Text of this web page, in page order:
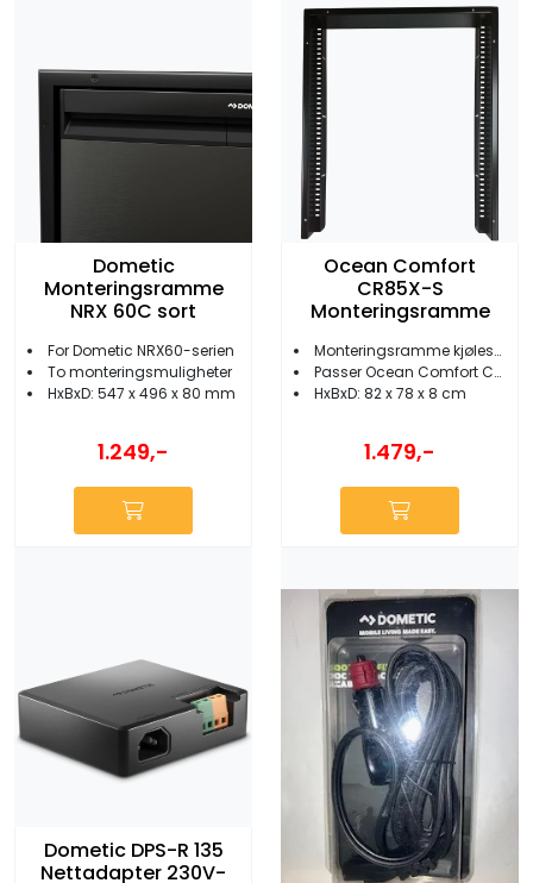
Dometic
Monteringsramme
NRX 60C sort
For Dometic NRX60-serien
To monteringsmuligheter
HxBxD: 547 x 496 x 80 mm
1.249,-
Ocean Comfort
CR85X-S
Monteringsramme
Monteringsramme kjøleskap
Passer Ocean Comfort CR85XS
HxBxD: 82 x 78 x 8 cm
1.479,-
Dometic DPS-R 135
Nettadapter 230V-